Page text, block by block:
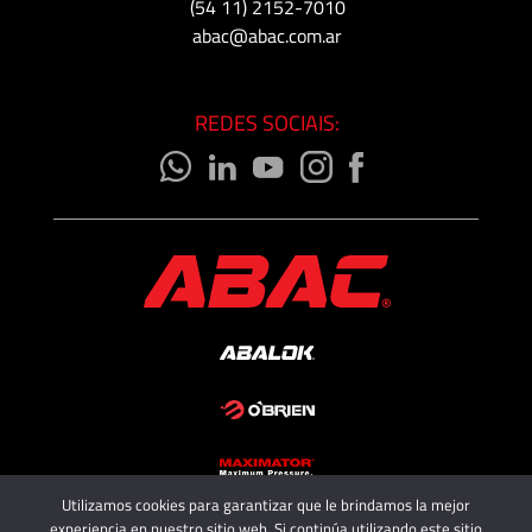
(54 11) 2152-7010
abac@abac.com.ar
REDES SOCIAIS:
Copyright 2025 - ABAC SRL
Utilizamos cookies para garantizar que le brindamos la mejor